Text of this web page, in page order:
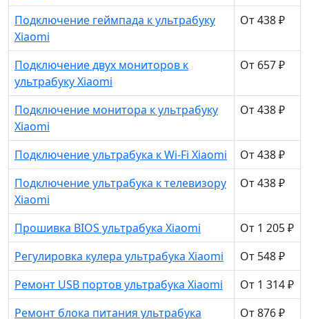
Подключение геймпада к ультрабуку
Xiaomi
От 438 ₽
Подключение двух мониторов к
ультрабуку Xiaomi
От 657 ₽
Подключение монитора к ультрабуку
Xiaomi
От 438 ₽
Подключение ультрабука к Wi-Fi Xiaomi
От 438 ₽
Подключение ультрабука к телевизору
Xiaomi
От 438 ₽
Прошивка BIOS ультрабука Xiaomi
От 1 205 ₽
Регулировка кулера ультрабука Xiaomi
От 548 ₽
Ремонт USB портов ультрабука Xiaomi
От 1 314 ₽
Ремонт блока питания ультрабука
От 876 ₽